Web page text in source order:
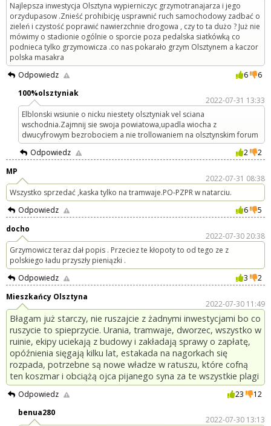
Najlepsza inwestycja Olsztyna wypierniczyc grzymotranajarza i jego
orzydupasow .Znieść prohibicję usprawnić ruch samochodowy zadbać o
zieleń i czystość poprawić nawierzchnie drogowa , czy to ta dużo ? Już nie
mówimy o stadionie ogólnie o sporcie poza pedalska siatkówką co
podnieca tylko grzymowicza .co nas pokarało grzym Olsztynem a kaczor
polska masakra
Odpowiedz
6
6
100%olsztyniak
2022-07-31 13:33
Elblonski wsiunie o nicku niestety olsztyniak vel sciana
wschodnia.Zajmnij sie swoja powiatowa,upadla wiocha z
dwucyfrowym bezrobociem a nie trollowaniem na olsztynskim forum
Odpowiedz
2
2
MP
2022-07-31 08:38
Wszystko sprzedać ,kaska tylko na tramwaje.PO-PZPR w natarciu.
Odpowiedz
6
5
docho
2022-07-30 20:38
Grzymowicz teraz dał popis . Przeciez te kłopoty to od tego ze z
polskiego ładu przyszły pieniązki .
Odpowiedz
3
2
Mieszkańcy Olsztyna
2022-07-30 11:49
Błagam już starczy, nie ruszajcie z żadnymi inwestycjami bo co
ruszycie to spieprzycie. Urania, tramwaje, dworzec, wszystko w
ruinie, ekipy uciekają z budowy i zakładają sprawy o zapłatę,
opóźnienia sięgają kilku lat, estakada na nagorkach się
rozpada, potrzebne są nowe władze w ratuszu, które cofną
ten koszmar i obciążą ojca pijanego syna za te wszystkie plagi
Odpowiedz 23
12
benua280
2022-07-30 13:13